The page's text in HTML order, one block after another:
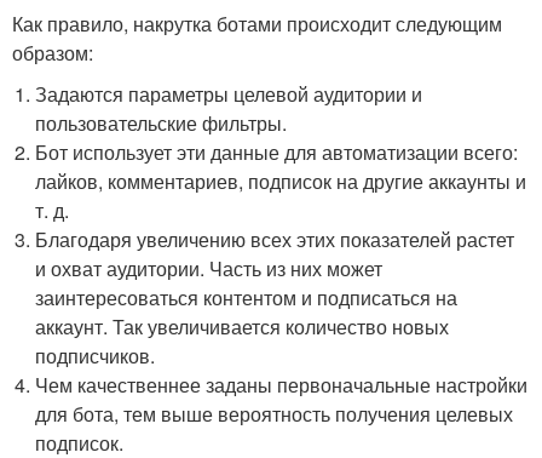
Как правило, накрутка ботами происходит следующим
образом:
Задаются параметры целевой аудитории и
пользовательские фильтры.
Бот использует эти данные для автоматизации всего:
лайков, комментариев, подписок на другие аккаунты и
т. д.
Благодаря увеличению всех этих показателей растет
и охват аудитории. Часть из них может
заинтересоваться контентом и подписаться на
аккаунт. Так увеличивается количество новых
подписчиков.
Чем качественнее заданы первоначальные настройки
для бота, тем выше вероятность получения целевых
подписок.